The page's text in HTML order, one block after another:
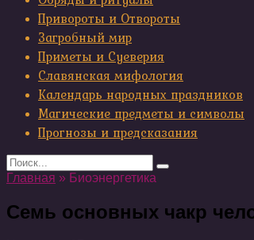
Привороты и Отвороты
Загробный мир
Приметы и Суеверия
Славянская мифология
Календарь народных праздников
Магические предметы и символы
Прогнозы и предсказания
Search
for:
Главная » Биоэнергетика
Семь основных чакр